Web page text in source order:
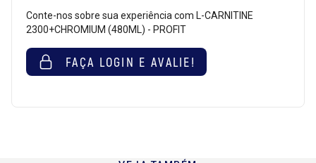
Conte-nos sobre sua experiência com L-CARNITINE
2300+CHROMIUM (480ML) - PROFIT
FAÇA LOGIN E AVALIE!